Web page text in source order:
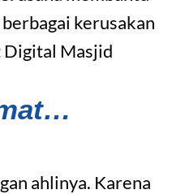
kerusakan
Digital Masjid
ahlinya. Karena